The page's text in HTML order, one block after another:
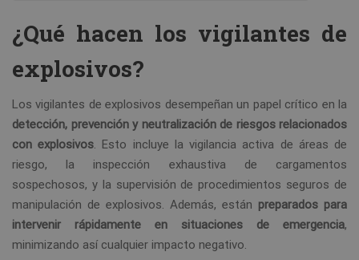
¿Qué hacen los vigilantes de
explosivos?
Los vigilantes de explosivos desempeñan un papel crítico en la
detección, prevención y neutralización de riesgos relacionados
con explosivos. Esto incluye la vigilancia activa de áreas de
riesgo, la inspección exhaustiva de cargamentos
sospechosos, y la supervisión de procedimientos seguros de
manipulación de explosivos. Además, están preparados para
intervenir rápidamente en situaciones de emergencia,
minimizando así cualquier impacto negativo.